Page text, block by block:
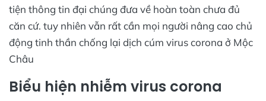
tiện thông tin đại chúng đưa về hoàn toàn chưa đủ
căn cứ. tuy nhiên vẫn rất cần mọi người nâng cao chủ
động tinh thần chống lại dịch cúm virus corona ở Mộc
Châu
Biểu hiện nhiễm virus corona